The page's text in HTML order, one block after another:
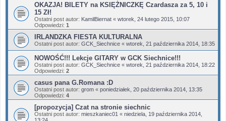
OKAZJA! BILETY na KSIĘŻNICZKĘ Czardasza za 5, 10 i
15 Zł!
Ostatni post autor: KamilBiernat « wtorek, 24 lutego 2015, 10:07
Odpowiedzi: 1
IRLANDZKA FIESTA KULTURALNA
Ostatni post autor: GCK_Siechnice « wtorek, 21 października 2014, 18:35
NOWOŚĆ!!! Lekcje GITARY w GCK Siechnice!!!
Ostatni post autor: GCK_Siechnice « wtorek, 21 października 2014, 18:22
Odpowiedzi: 2
casus pana G.Romana :D
Ostatni post autor: grom « poniedziałek, 20 października 2014, 13:35
Odpowiedzi: 4
[propozycja] Czat na stronie siechnic
Ostatni post autor: mieszkaniec01 « niedziela, 19 października 2014,